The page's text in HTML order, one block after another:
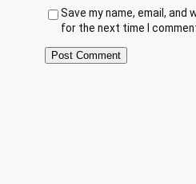
Save my name, email,
for the next time I